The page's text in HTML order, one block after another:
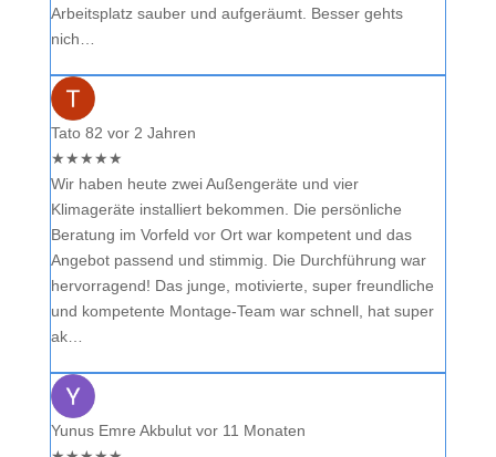
Arbeitsplatz sauber und aufgeräumt. Besser gehts
nich…
Tato 82 vor 2 Jahren
★★★★★
Wir haben heute zwei Außengeräte und vier
Klimageräte installiert bekommen. Die persönliche
Beratung im Vorfeld vor Ort war kompetent und das
Angebot passend und stimmig. Die Durchführung war
hervorragend! Das junge, motivierte, super freundliche
und kompetente Montage-Team war schnell, hat super
ak…
Yunus Emre Akbulut vor 11 Monaten